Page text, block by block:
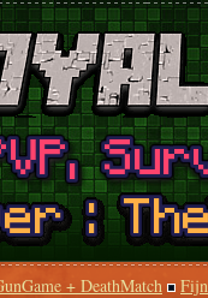
+ DeathMatch